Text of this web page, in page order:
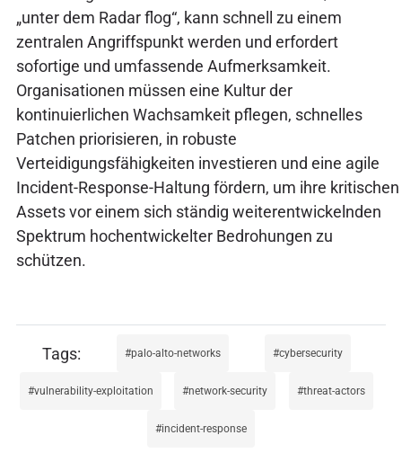
„unter dem Radar flog“, kann schnell zu einem
zentralen Angriffspunkt werden und erfordert
sofortige und umfassende Aufmerksamkeit.
Organisationen müssen eine Kultur der
kontinuierlichen Wachsamkeit pflegen, schnelles
Patchen priorisieren, in robuste
Verteidigungsfähigkeiten investieren und eine agile
Incident-Response-Haltung fördern, um ihre kritischen
Assets vor einem sich ständig weiterentwickelnden
Spektrum hochentwickelter Bedrohungen zu
schützen.
palo-alto-networks cybersecurity
vulnerability-exploitation network-security threat-actors
incident-response